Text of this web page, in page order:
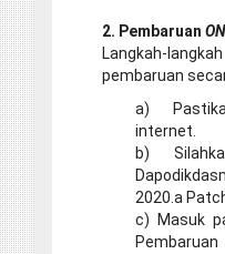
2. Pembaruan
Langkah-
pembaruan
a)
internet.
b)
2020.a
c) Masuk